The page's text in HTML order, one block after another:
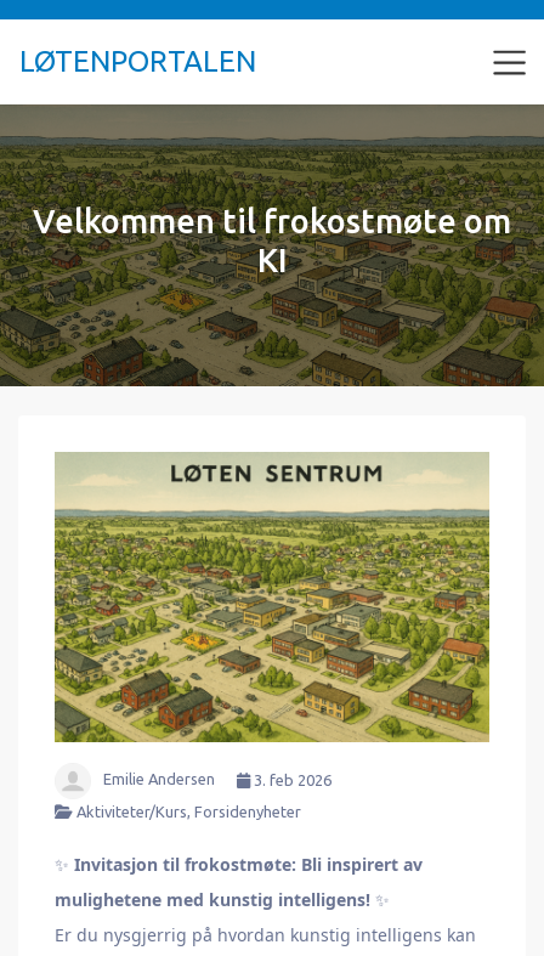
LØTENPORTALEN
Velkommen til frokostmøte om
KI
Emilie Andersen
3. feb 2026
Aktiviteter/kurs, Forsidenyheter
✨ Invitasjon til frokostmøte: Bli inspirert av
mulighetene med kunstig intelligens! ✨
Er du nysgjerrig på hvordan kunstig intelligens kan